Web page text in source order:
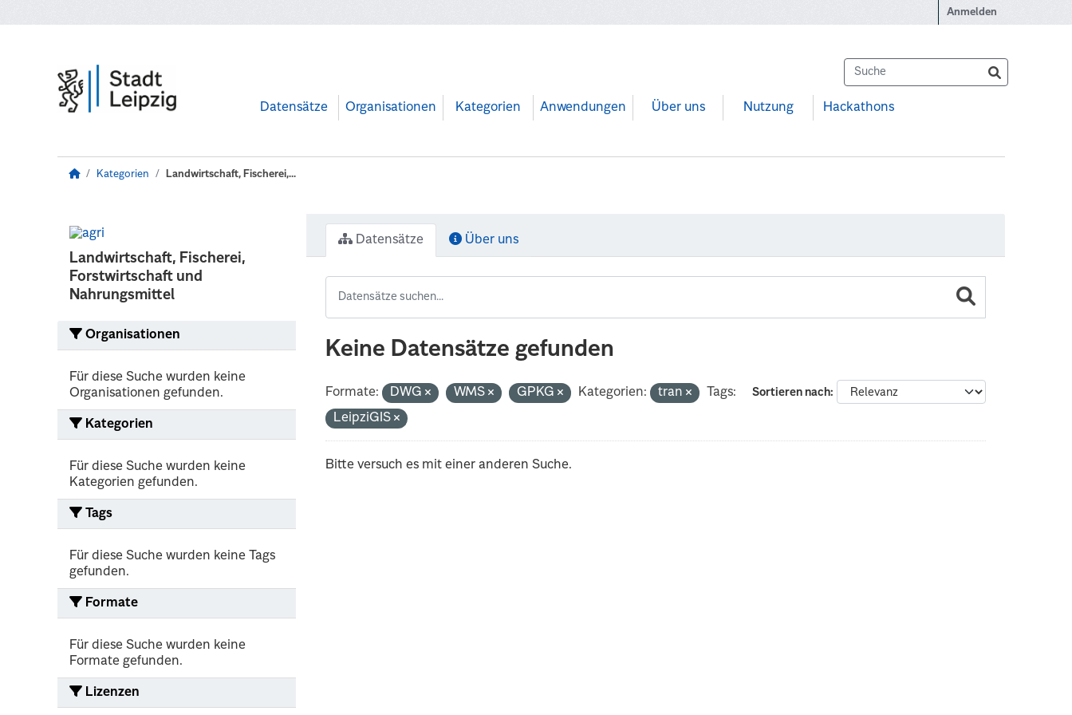
Anmelden
Datensätze Organisationen Kategorien Anwendungen Über uns Nutzung Hackathons
Kategorien Landwirtschaft, Fischerei,...
Landwirtschaft, Fischerei,
Forstwirtschaft und
Nahrungsmittel
Organisationen
Für diese Suche wurden keine
Organisationen gefunden.
Kategorien
Für diese Suche wurden keine
Kategorien gefunden.
Tags
Für diese Suche wurden keine Tags
gefunden.
Formate
Für diese Suche wurden keine
Formate gefunden.
Lizenzen
Datensätze Über uns
Keine Datensätze gefunden
Sortieren nach
Formate: DWG WMS GPKG Kategorien: tran
Tags:
LeipziGIS
Bitte versuch es mit einer anderen Suche.